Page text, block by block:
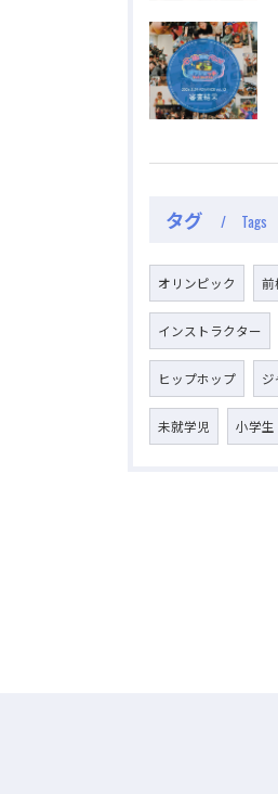
タグ Tags
オリンピック 前
インストラクター
ヒップホップ ジ
未就学児 小学生
視聴する
視聴する